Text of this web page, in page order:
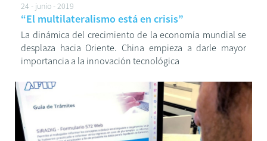
24 - junio - 2019
“El multilateralismo está en crisis”
La dinámica del crecimiento de la economía mundial se
desplaza hacia Oriente. China empieza a darle mayor
importancia a la innovación tecnológica